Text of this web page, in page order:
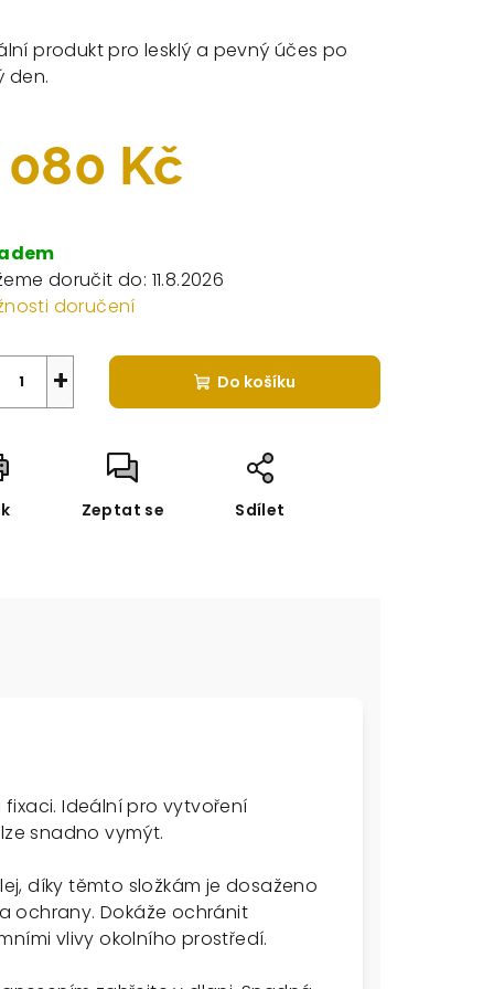
produkt pro lesklý a pevný účes po
den.
080 Kč
doručit do: 11.8.2026
doručení
+ Do košíku
Zeptat se Sdílet
Ideální pro vytvoření
snadno vymýt.
díky těmto složkám je dosaženo
ochrany. Dokáže ochránit
vlivy okolního prostředí.